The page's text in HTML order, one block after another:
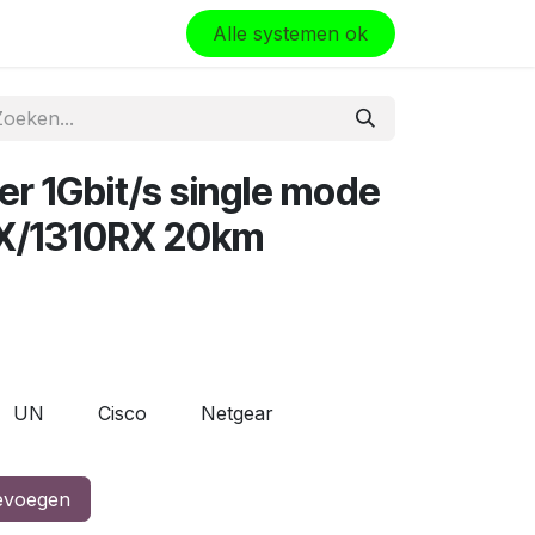
Alle systemen ok
1Gbit/s single mode
1310RX 20km
UN Cisco Netgear